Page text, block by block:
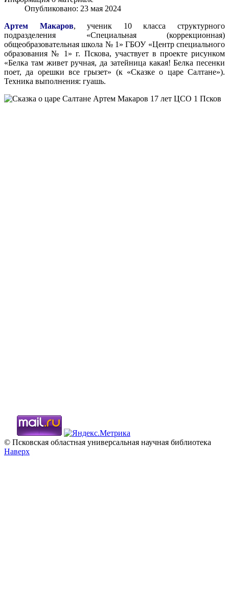
Опубликовано: 23 мая 2024
Артем Макаров, ученик 10 класса структурного
подразделения «Специальная (коррекционная)
общеобразовательная школа № 1» ГБОУ «Центр специального
образования № 1» г. Пскова, участвует в проекте рисунком
«Белка там живет ручная, да затейница какая! Белка песенки
поет, да орешки все грызет» (к «Сказке о царе Салтане»).
Техника выполнения: гуашь.
© Псковская областная универсальная научная библиотека
Наверх